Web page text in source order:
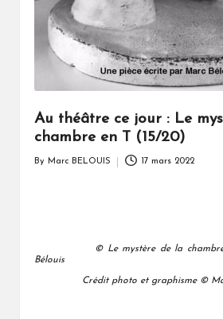
Au théâtre ce jour : Le
chambre en T (15/20)
By Marc BELOUIS 17 mars 2022
© Le mystère de la chambre en
Bélouis
Crédit photo et graphisme ©